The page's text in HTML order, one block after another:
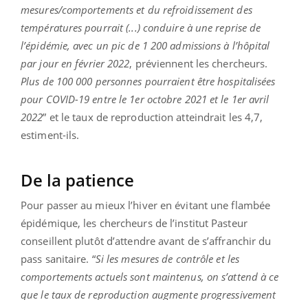
mesures/comportements et du refroidissement des
températures pourrait (...) conduire à une reprise de
l’épidémie, avec un pic de 1 200 admissions à l’hôpital
par jour en février 2022, préviennent les chercheurs.
Plus de 100 000 personnes pourraient être hospitalisées
pour COVID-19 entre le 1er octobre 2021 et le 1er avril
2022” et le taux de reproduction atteindrait les 4,7,
estiment-ils.
De la patience
Pour passer au mieux l’hiver en évitant une flambée
épidémique, les chercheurs de l’institut Pasteur
conseillent plutôt d’attendre avant de s’affranchir du
pass sanitaire. “Si les mesures de contrôle et les
comportements actuels sont maintenus, on s’attend à ce
que le taux de reproduction augmente progressivement